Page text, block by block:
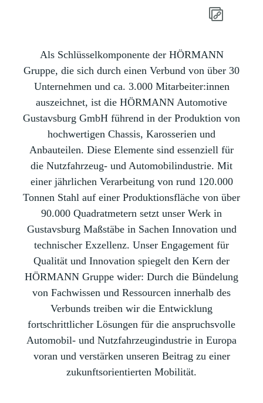
Als Schlüsselkomponente der HÖRMANN
Gruppe, die sich durch einen Verbund von über 30
Unternehmen und ca. 3.000 Mitarbeiter:innen
auszeichnet, ist die HÖRMANN Automotive
Gustavsburg GmbH führend in der Produktion von
hochwertigen Chassis, Karosserien und
Anbauteilen. Diese Elemente sind essenziell für
die Nutzfahrzeug- und Automobilindustrie. Mit
einer jährlichen Verarbeitung von rund 120.000
Tonnen Stahl auf einer Produktionsfläche von über
90.000 Quadratmetern setzt unser Werk in
Gustavsburg Maßstäbe in Sachen Innovation und
technischer Exzellenz. Unser Engagement für
Qualität und Innovation spiegelt den Kern der
HÖRMANN Gruppe wider: Durch die Bündelung
von Fachwissen und Ressourcen innerhalb des
Verbunds treiben wir die Entwicklung
fortschrittlicher Lösungen für die anspruchsvolle
Automobil- und Nutzfahrzeugindustrie in Europa
voran und verstärken unseren Beitrag zu einer
zukunftsorientierten Mobilität.